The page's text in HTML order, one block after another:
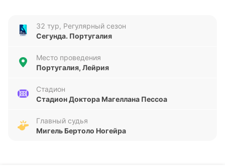
каждой из команд.
УД Лейрия демонстрирует неплохую форму в
потерпев лишь одно поражение. При этом команда
забила 10 голов и пропустила всего 3, что говорит
напротив, показывает менее стабильные
результаты: две победы, две ничьи и два
32 тур, Регулярный сезон
Сегунда. Португалия
Место проведения
Португалия, Лейрия
Стадион
Стадион Доктора Магеллана Пессоа
Главный судья
Мигель Бертоло Ногейра